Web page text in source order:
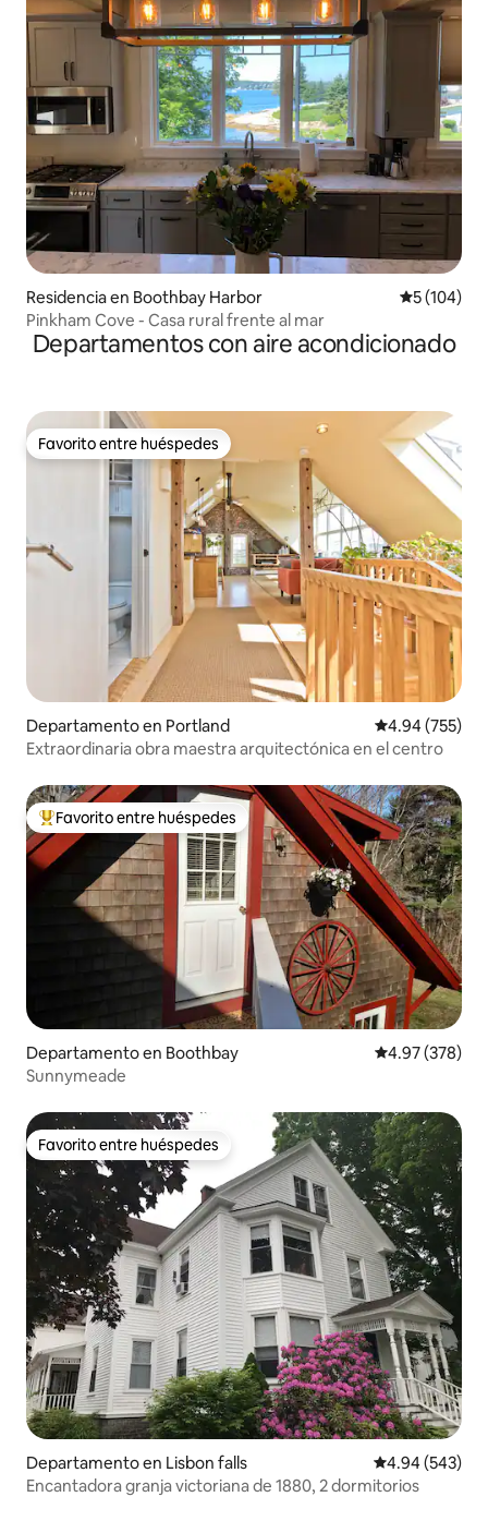
Residencia en Boothbay Harbor
5 (104)
Pinkham Cove - Casa rural frente al mar
Departamentos con aire acondicionado
Favorito entre huéspedes
Favorito entre huéspedes
Departamento en Portland Calificación
4.94 (755)
Extraordinaria obra maestra arquitectónica en el centro
De los mejores en Favorito entre huéspedes
Favorito entre huéspedes
Departamento en Boothbay Calificación
4.97 (378)
Sunnymeade
Favorito entre huéspedes
Favorito entre huéspedes
Departamento en Lisbon falls Calificación
4.94 (543)
Encantadora granja victoriana de 1880, 2 dormitorios